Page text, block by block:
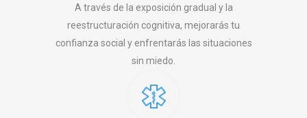
A través de la exposición gradual y la
reestructuración cognitiva, mejorarás tu
confianza social y enfrentarás las situaciones
sin miedo.